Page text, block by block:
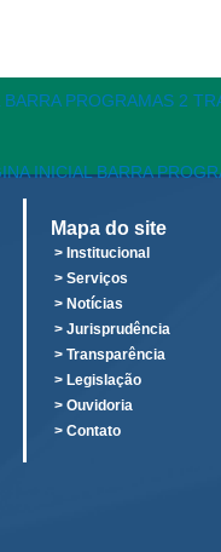
Mapa do site
> Institucional
> Serviços
> Notícias
> Jurisprudência
> Transparência
> Legislação
> Ouvidoria
> Contato